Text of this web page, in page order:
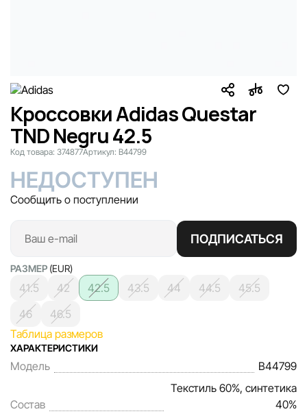
Кроссовки Adidas Questar
TND Negru 42.5
Код товара: 374877Артикул: B44799
НЕДОСТУПЕН
Сообщить о поступлении
ПОДПИСАТЬСЯ
РАЗМЕР (EUR)
41.5 42 42.5 43.5 44 44.5
45.5
46
46.5
Таблица размеров
ХАРАКТЕРИСТИКИ
Модель B44799
Состав
Текстиль 60%, синтетика
40%